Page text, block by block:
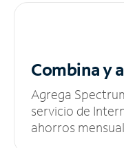
Combina y
Agrega
servicio de
ahorros